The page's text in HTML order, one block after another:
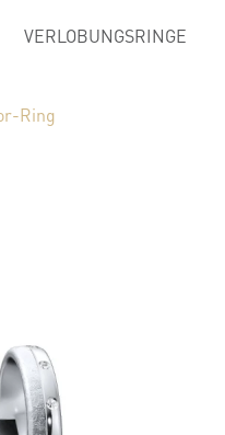
VERLOBUNGSRINGE
Ring